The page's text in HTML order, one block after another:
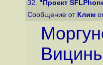
32. "Проект
Сообщение от Клим